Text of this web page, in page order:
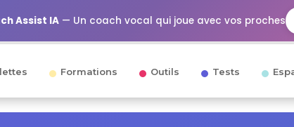
Assist IA— Un coach vocal qui joue avec vos proches
Formations Outils Tests